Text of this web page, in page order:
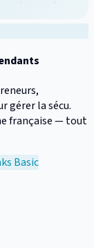
gérer la sécu.
française — tout
Basic